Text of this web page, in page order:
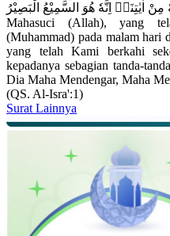
مِنْ اٰيٰتِنَاۗ اِنَّهٗ هُوَ السَّمِيْعُ الْبَصِيْرُ
Mahasuci (Allah), yang
(Muhammad) pada malam hari
yang telah Kami berkahi
kepadanya sebagian tanda-
Dia Maha Mendengar, Maha
(QS. Al-Isra':1)
Surat Lainnya